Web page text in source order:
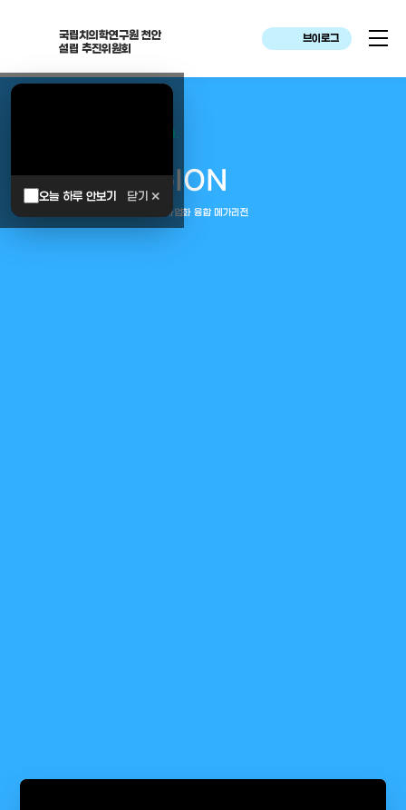
국립치의학연구원 천안
설립 추진위원회
브이로그
오늘 하루 안보기 닫기 ✕
대한민국은 두번이나 약속하였습니다.
MEGAREGION
중부권 전체를 잇는 연구–임상–평가–사업화 융합 메가리전